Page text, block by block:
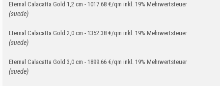
Eternal Calacatta Gold 1,2 cm - 1017.68 €/qm inkl. 19% Mehrwertsteuer
(suede)
Eternal Calacatta Gold 2,0 cm - 1352.38 €/qm inkl. 19% Mehrwertsteuer
(suede)
Eternal Calacatta Gold 3,0 cm - 1899.66 €/qm inkl. 19% Mehrwertsteuer
(suede)